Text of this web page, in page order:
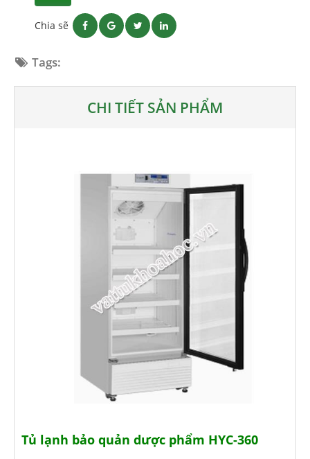
Chia sẽ
Tags:
CHI TIẾT SẢN PHẨM
Tủ lạnh bảo quản dược phẩm HYC-360